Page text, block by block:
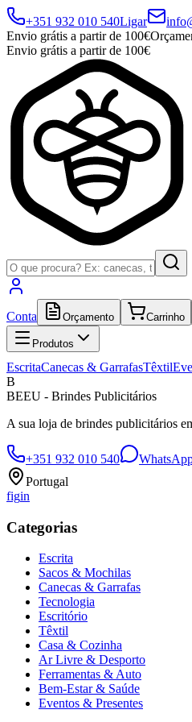
+351 932 010 540Ligar
Envio grátis a partir de 100€
Envio grátis a partir de 100€
Conta Orçamento Carrinho
Produtos
EscritaCanecas & GarrafasTêxtil
B
BEEU - Brindes Publicitários
A sua loja de brindes publicitários
+351 932 010 540
Portugal
figin
Categorias
Escrita
Sacos & Mochilas
Canecas & Garrafas
Tecnologia
Escritório
Têxtil
Casa & Cozinha
Ar Livre & Desporto
Ferramentas & Auto
Bem-Estar & Saúde
Eventos & Presentes